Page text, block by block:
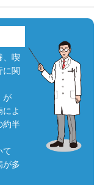
、喫
に関
が
よ
約半
て
が多